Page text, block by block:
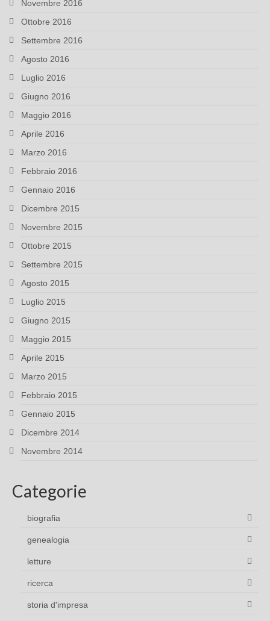
Novembre 2016
Ottobre 2016
Settembre 2016
Agosto 2016
Luglio 2016
Giugno 2016
Maggio 2016
Aprile 2016
Marzo 2016
Febbraio 2016
Gennaio 2016
Dicembre 2015
Novembre 2015
Ottobre 2015
Settembre 2015
Agosto 2015
Luglio 2015
Giugno 2015
Maggio 2015
Aprile 2015
Marzo 2015
Febbraio 2015
Gennaio 2015
Dicembre 2014
Novembre 2014
Categorie
biografia
genealogia
letture
ricerca
storia d'impresa